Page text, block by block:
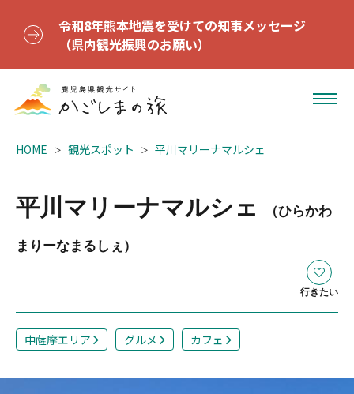
令和8年熊本地震を受けての知事メッセージ
（県内観光振興のお願い）
HOME 観光スポット 平川マリーナマルシェ
平川マリーナマルシェ （ひらかわ
まりーなまるしぇ）
行きたい
中薩摩エリア グルメ カフェ